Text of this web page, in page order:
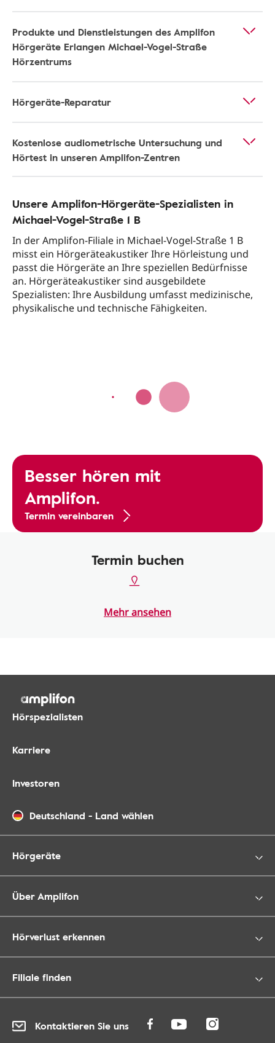
Produkte und Dienstleistungen des Amplifon
Hörgeräte Erlangen Michael-Vogel-Straße
Hörzentrums
Hörgeräte-Reparatur
Kostenlose audiometrische Untersuchung und
Hörtest in unseren Amplifon-Zentren
Unsere Amplifon-Hörgeräte-Spezialisten in
Michael-Vogel-Straße 1 B
In der Amplifon-Filiale in Michael-Vogel-Straße 1 B
misst ein Hörgeräteakustiker Ihre Hörleistung und
passt die Hörgeräte an Ihre speziellen Bedürfnisse
an. Hörgeräteakustiker sind ausgebildete
Spezialisten: Ihre Ausbildung umfasst medizinische,
physikalische und technische Fähigkeiten.
Besser hören mit
Amplifon.
Termin vereinbaren
Termin buchen
Mehr ansehen
Hörspezialisten
Karriere
Investoren
Deutschland - Land wählen
Hörgeräte
Über Amplifon
Hörverlust erkennen
Filiale finden
Kontaktieren Sie uns